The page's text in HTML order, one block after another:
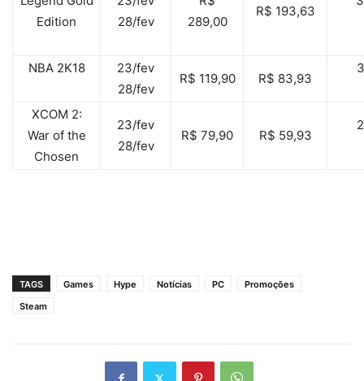
Edition
28/fev
289,00
R$ 193,63
NBA 2K18
23/fev
28/fev
R$ 119,90 R$ 83,93
XCOM 2:
War of the
Chosen
23/fev
28/fev
R$ 79,90 R$ 59,93
TAGS Games Hype Notícias PC
Promoções
Steam